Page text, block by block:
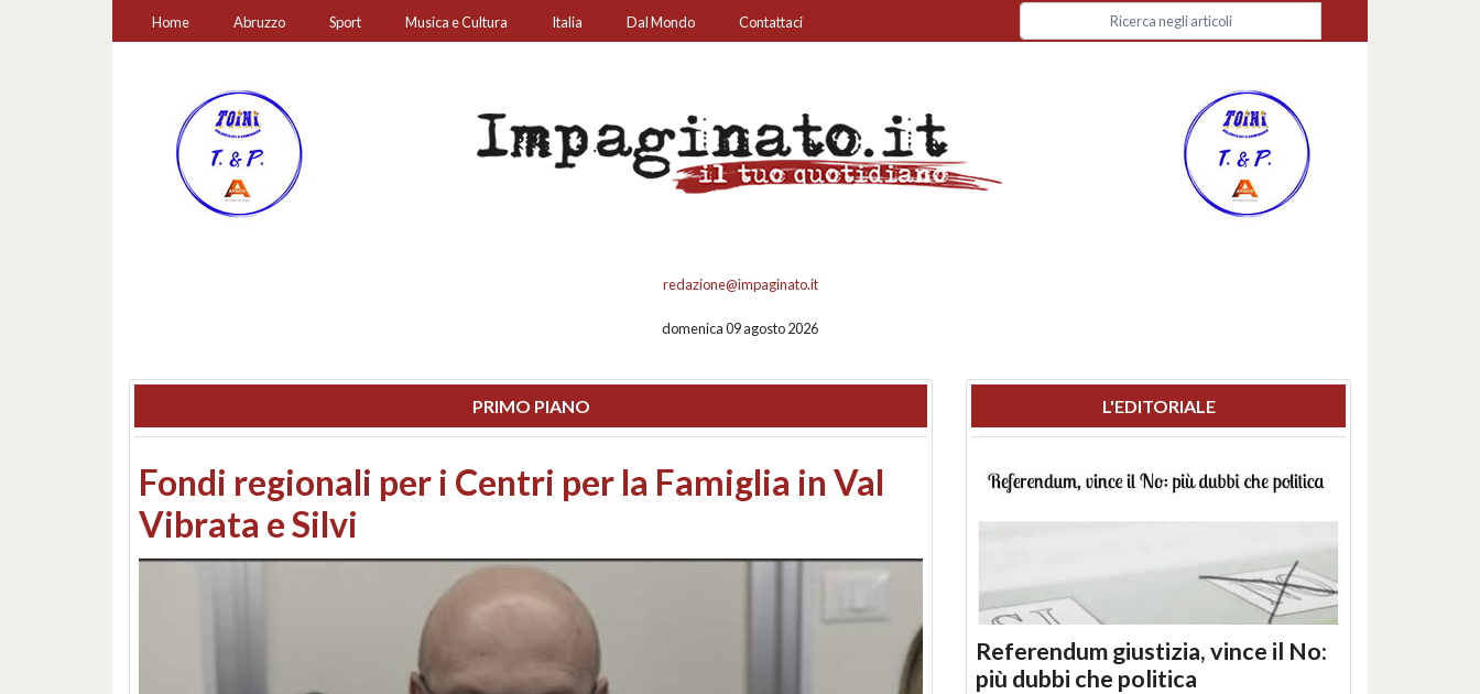
Home Abruzzo Sport Musica e Cultura Italia Dal Mondo Contattaci
redazione@impaginato.it
domenica 09 agosto 2026
PRIMO PIANO
Montesilvano, sequestrato un chiosco sul
lungomare: contestati abusi edilizi e occupazione
abusiva
L'EDITORIALE
Referendum giustizia, vince il No:
più dubbi che politica